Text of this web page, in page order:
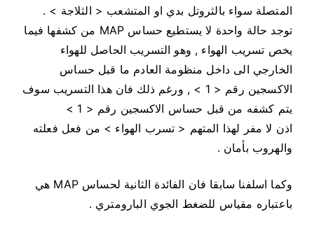
المتصلة سواء بالثروتل بدي او المتشعب < الثلاجة > .
توجد حالة واحدة لا يستطيع حساس MAP من كشفها فيما
يخص تسريب الهواء , وهو التسريب الحاصل للهواء
الخارجي الى داخل منظومة العادم ما قبل حساس
الاكسجين رقم < 1 > , ورغم ذلك فان هذا التسريب سوف
يتم كشفه من قبل حساس الاكسجين رقم < 1 >
اذن لا مفر لهذا المتهم < تسرب الهواء > من فعل فعلته
والهروب بأمان .
وكما اسلفنا سابقا فان الفائدة الثانية لحساس MAP هي
باعتباره مقياس للضغط الجوي البارومتري .